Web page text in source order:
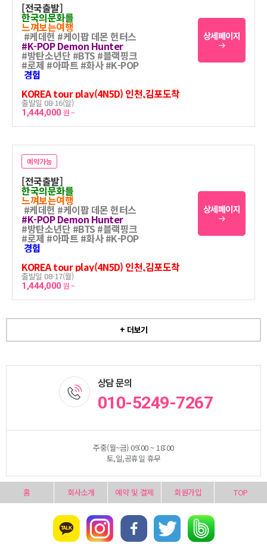
[전국출발]
한국의문화를
느껴보는여행
#케데헌 #케이팝 데몬 헌터스
#K-POP Demon Hunter
#방탄소년단 #BTS #블랙핑크
#로제 #아파트 #화사 #K-POP
경험
KOREA tour play(4N5D) 인천,김포도착
출발일 08-16(일)
1,444,000원 ~
상세페이지
예약가능
[전국출발]
한국의문화를
느껴보는여행
#케데헌 #케이팝 데몬 헌터스
#K-POP Demon Hunter
#방탄소년단 #BTS #블랙핑크
#로제 #아파트 #화사 #K-POP
경험
KOREA tour play(4N5D) 인천,김포도착
출발일 08-17(월)
1,444,000원 ~
상세페이지
+ 더보기
상담 문의
010-5249-7267
주중(월~금) 09:00 ~ 18:00
토,일,공휴일 휴무
홈 회사소개 예약 및 결제 회원가입 TOP